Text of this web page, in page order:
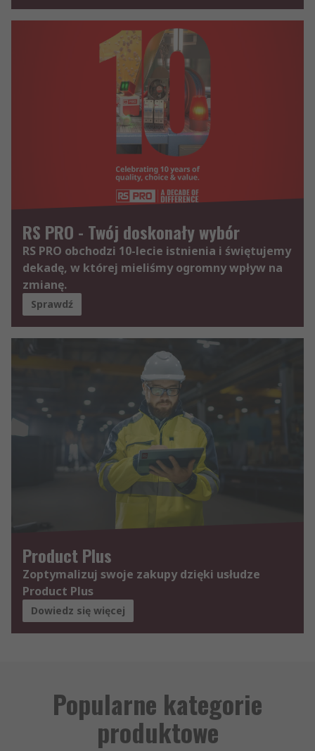
RS PRO - Twój doskonały wybór
RS PRO obchodzi 10-lecie istnienia i świętujemy
dekadę, w której mieliśmy ogromny wpływ na
zmianę.
Sprawdź
Product Plus
Zoptymalizuj swoje zakupy dzięki usłudze
Product Plus
Dowiedz się więcej
Popularne kategorie
produktowe